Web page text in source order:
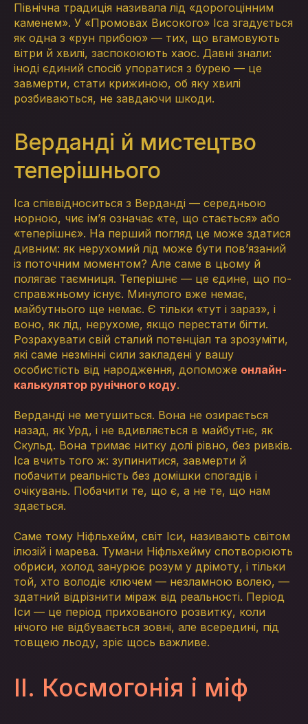
Північна традиція називала лід «дорогоцінним
каменем». У «Промовах Високого» Іса згадується
як одна з «рун прибою» — тих, що вгамовують
вітри й хвилі, заспокоюють хаос. Давні знали:
іноді єдиний спосіб упоратися з бурею — це
завмерти, стати крижиною, об яку хвилі
розбиваються, не завдаючи шкоди.
Верданді й мистецтво
теперішнього
Іса співвідноситься з Верданді — середньою
норною, чиє ім’я означає «те, що стається» або
«теперішнє». На перший погляд це може здатися
дивним: як нерухомий лід може бути пов’язаний
із поточним моментом? Але саме в цьому й
полягає таємниця. Теперішнє — це єдине, що по-
справжньому існує. Минулого вже немає,
майбутнього ще немає. Є тільки «тут і зараз», і
воно, як лід, нерухоме, якщо перестати бігти.
Розрахувати свій сталий потенціал та зрозуміти,
які саме незмінні сили закладені у вашу
особистість від народження, допоможе онлайн-
калькулятор рунічного коду.
Верданді не метушиться. Вона не озирається
назад, як Урд, і не вдивляється в майбутнє, як
Скульд. Вона тримає нитку долі рівно, без ривків.
Іса вчить того ж: зупинитися, завмерти й
побачити реальність без домішки спогадів і
очікувань. Побачити те, що є, а не те, що нам
здається.
Саме тому Ніфльхейм, світ Іси, називають світом
ілюзій і марева. Тумани Ніфльхейму спотворюють
обриси, холод занурює розум у дрімоту, і тільки
той, хто володіє ключем — незламною волею, —
здатний відрізнити міраж від реальності. Період
Іси — це період прихованого розвитку, коли
нічого не відбувається зовні, але всередині, під
товщею льоду, зріє щось важливе.
II. Космогонія і міф